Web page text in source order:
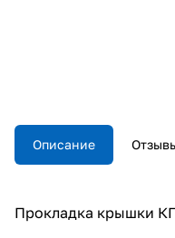
Описание
Прокладка крышки